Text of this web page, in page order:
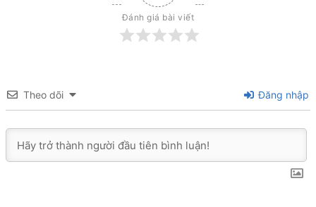
Đánh giá bài viết
Theo dõi Đăng nhập